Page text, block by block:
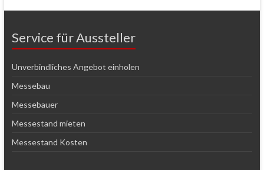
Service für Aussteller
Unverbindliches Angebot einholen
Messebau
Messebauer
Messestand mieten
Messestand Kosten